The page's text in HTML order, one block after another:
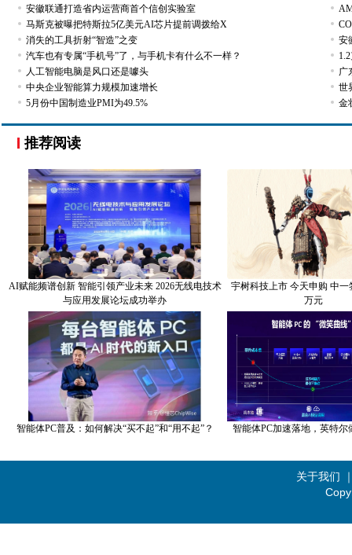
安徽联通打造省内运营商首个信创实验室
马斯克被曝把特斯拉5亿美元AI芯片提前调拨给X
消失的工具折射“智造”之变
安
汽车也有专属“手机号”了，与手机卡有什么不一样？
人工智能电脑是风口还是噱头
广
中央企业智能算力规模加速增长
世
5月份中国制造业PMI为49.5%
金
推荐阅读
AI赋能频谱创新 智能引领产业未来 2026无线电技术
与应用发展论坛成功举办
宇树科技上市 今天申购 中一
万元
智能体PC普及：如何解决“买不起”和“用不起”？ 智能体PC加速落地，英特尔
关于我们